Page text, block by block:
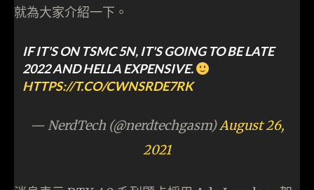
就為大家介紹一下。
IF IT'S ON TSMC 5N, IT'S GOING TO BE LATE
2022 AND HELLA EXPENSIVE.
HTTPS://T.CO/CWNSRDE7RK
— NerdTech (@nerdtechgasm)August 26,
2021